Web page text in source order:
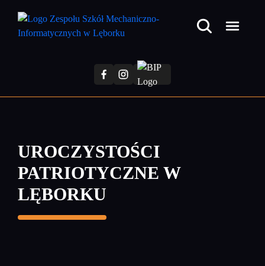
treści
UROCZYSTOŚCI
PATRIOTYCZNE W
LĘBORKU